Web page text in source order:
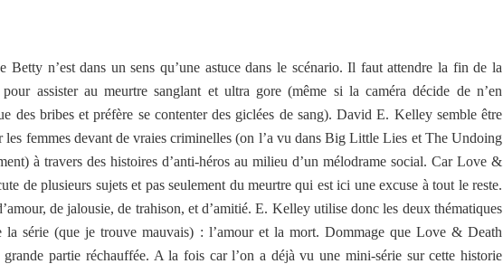
Betty n’est dans un sens qu’une astuce dans le scénario. Il faut attendre la fin de la
assister au meurtre sanglant et ultra gore (même si la caméra décide de n’en
des bribes et préfère se contenter des giclées de sang). David E. Kelley semble être
les femmes devant de vraies criminelles (on l’a vu dans Big Little Lies et The Undoing
à travers des histoires d’anti-héros au milieu d’un mélodrame social. Car Love &
de plusieurs sujets et pas seulement du meurtre qui est ici une excuse à tout le reste.
de jalousie, de trahison, et d’amitié. E. Kelley utilise donc les deux thématiques
la série (que je trouve mauvais) : l’amour et la mort. Dommage que Love & Death
grande partie réchauffée. A la fois car l’on a déjà vu une mini-série sur cette historie